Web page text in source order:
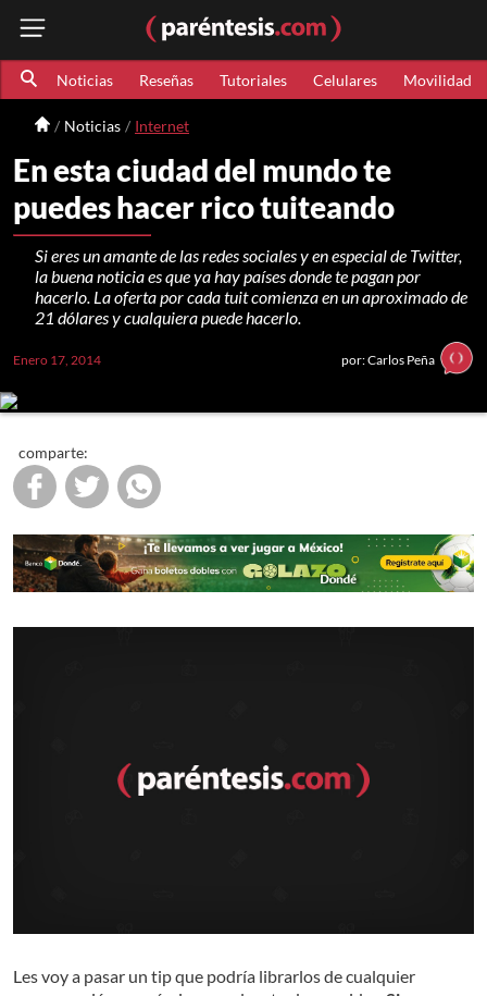
Noticias Reseñas Tutoriales Celulares Movilidad
Noticias Internet
En esta ciudad del mundo te
puedes hacer rico tuiteando
Si eres un amante de las redes sociales y en especial de Twitter,
la buena noticia es que ya hay países donde te pagan por
hacerlo. La oferta por cada tuit comienza en un aproximado de
21 dólares y cualquiera puede hacerlo.
Enero 17, 2014 por: Carlos Peña
comparte:
Les voy a pasar un tip que podría librarlos de cualquier